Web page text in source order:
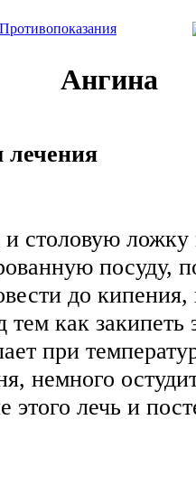
Противопоказания
Ангина
лечения
и столовую
посуду,
до кипения,
как закипеть
при
немного
лечь и